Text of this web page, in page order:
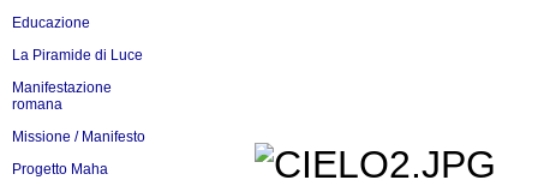
Educazione
La Piramide di Luce
Manifestazione
romana
Missione / Manifesto
Progetto Maha